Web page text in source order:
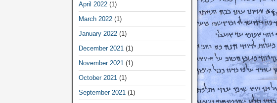
April 2022(1)
March 2022(1)
January 2022(1)
December 2021(1)
November 2021(1)
October 2021(1)
September 2021(1)